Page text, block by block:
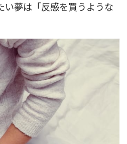
い夢は「反感を買うような